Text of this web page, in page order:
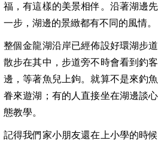
福，有這樣的美景相伴。沿著湖邊
一步，湖邊的景緻都有不同的風情。
整個金龍湖沿岸已經佈設好環湖步
散步在其中，步道旁不時會看到釣
邊，等著魚兒上鉤。就算不是來釣
眷來遊湖；有的人直接坐在湖邊談
態教學。
記得我們家小朋友還在上小學的時